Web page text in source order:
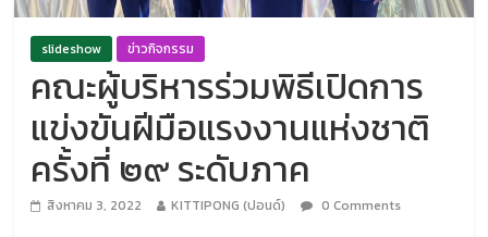
slideshow ข่าวกิจกรรม
คณะผู้บริหารร่วมพิธีเปิดการ
แข่งขันฝีมือแรงงานแห่งชาติ
ครั้งที่ ๒๙ ระดับภาค
สิงหาคม 3, 2022 KITTIPONG (ปอนด์) 0 Comments